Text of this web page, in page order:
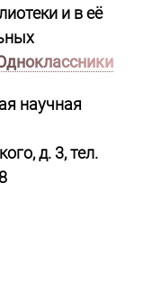
и в её
научная
д. 3,тел.